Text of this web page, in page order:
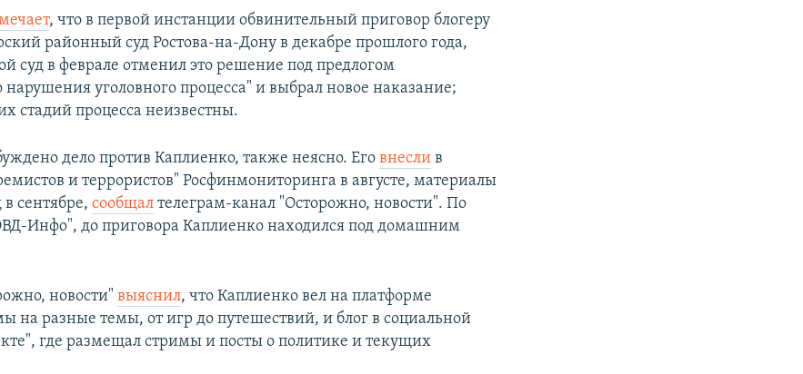
, что в первой инстанции обвинительный приговор блогеру
районный суд Ростова-на-Дону в декабре прошлого года,
суд в феврале отменил это решение под предлогом
нарушения уголовного процесса" и выбрал новое наказание;
стадий процесса неизвестны.
дело против Каплиенко, также неясно. Еговнесли в
и террористов" Росфинмониторинга в августе, материалы
в сентябре,сообщал телеграм-канал "Осторожно, новости". По
Инфо", до приговора Каплиенко находился под домашним
новости" выяснил, что Каплиенко вел на платформe
на разные темы, от игр до путешествий, и блог в социальной
где размещал стримы и посты о политике и текущих